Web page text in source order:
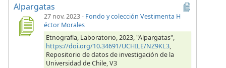
Alpargatas
27 nov. 2023- Fondo y colección Vestimenta H
éctor Morales
Etnografía, Laboratorio, 2023, "Alpargatas",
https://doi.org/10.34691/UCHILE/NZ9KL3,
Repositorio de datos de investigación de la
Universidad de Chile, V3